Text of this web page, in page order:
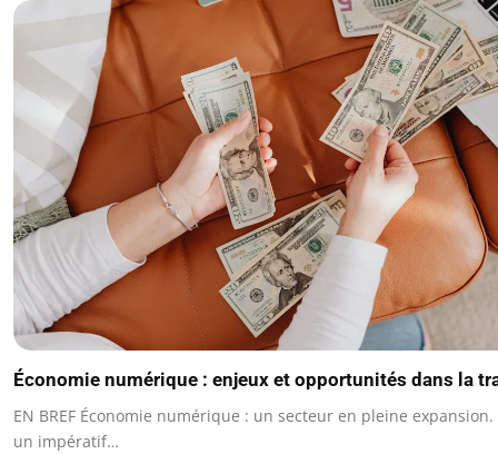
Économie numérique : enjeux et opportunités dans la
EN BREF Économie numérique : un secteur en pleine
un impératif…